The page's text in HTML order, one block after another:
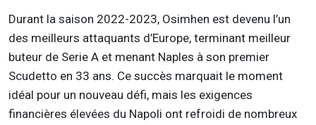
Durant la saison 2022-2023, Osimhen est devenu l’un
des meilleurs attaquants d’Europe, terminant meilleur
buteur de Serie A et menant Naples à son premier
Scudetto en 33 ans. Ce succès marquait le moment
idéal pour un nouveau défi, mais les exigences
financières élevées du Napoli ont refroidi de nombreux